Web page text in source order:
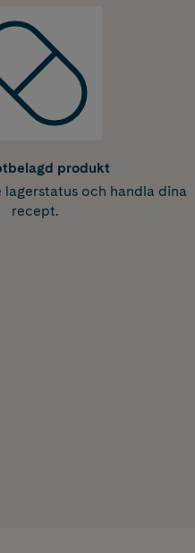
produkt
lagerstatus och handla dina
recept.